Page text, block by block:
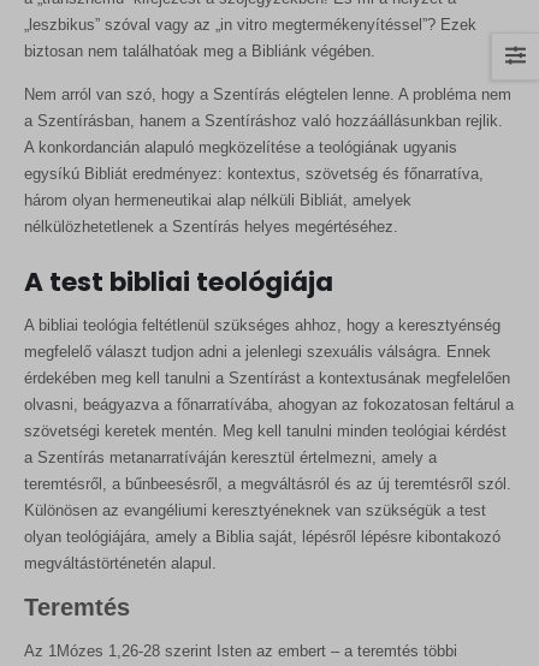
„leszbikus” szóval vagy az „in vitro megtermékenyítéssel”? Ezek
biztosan nem találhatóak meg a Bibliánk végében.
Nem arról van szó, hogy a Szentírás elégtelen lenne. A probléma nem
a Szentírásban, hanem a Szentíráshoz való hozzáállásunkban rejlik.
A konkordancián alapuló megközelítése a teológiának ugyanis
egysíkú Bibliát eredményez: kontextus, szövetség és főnarratíva,
három olyan hermeneutikai alap nélküli Bibliát, amelyek
nélkülözhetetlenek a Szentírás helyes megértéséhez.
A test bibliai teológiája
A bibliai teológia feltétlenül szükséges ahhoz, hogy a keresztyénség
megfelelő választ tudjon adni a jelenlegi szexuális válságra. Ennek
érdekében meg kell tanulni a Szentírást a kontextusának megfelelően
olvasni, beágyazva a főnarratívába, ahogyan az fokozatosan feltárul a
szövetségi keretek mentén. Meg kell tanulni minden teológiai kérdést
a Szentírás metanarratíváján keresztül értelmezni, amely a
teremtésről, a bűnbeesésről, a megváltásról és az új teremtésről szól.
Különösen az evangéliumi keresztyéneknek van szükségük a test
olyan teológiájára, amely a Biblia saját, lépésről lépésre kibontakozó
megváltástörténetén alapul.
Teremtés
Az 1Mózes 1,26-28 szerint Isten az embert – a teremtés többi